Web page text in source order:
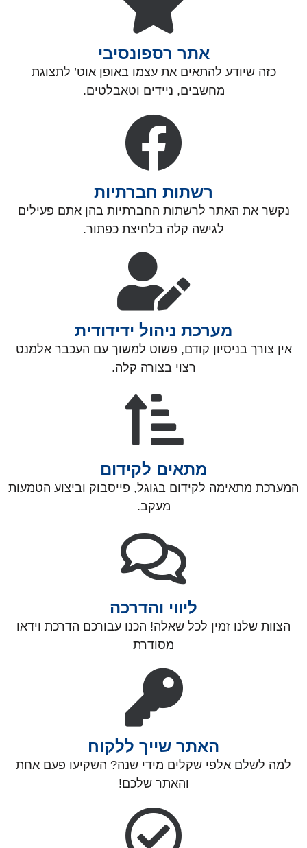
אתר רספונסיבי
כזה שיודע להתאים את עצמו באופן אוט’ לתצוגת
מחשבים, ניידים וטאבלטים.
רשתות חברתיות
נקשר את האתר לרשתות החברתיות בהן אתם פעילים
לגישה קלה בלחיצת כפתור.
מערכת ניהול ידידודית
אין צורך בניסיון קודם, פשוט למשוך עם העכבר אלמנט
רצוי בצורה קלה.
מתאים לקידום
המערכת מתאימה לקידום בגוגל, פייסבוק וביצוע הטמעות
מעקב.
ליווי והדרכה
הצוות שלנו זמין לכל שאלה! הכנו עבורכם הדרכת וידאו
מסודרת
האתר שייך ללקוח
למה לשלם אלפי שקלים מידי שנה? השקיעו פעם אחת
והאתר שלכם!